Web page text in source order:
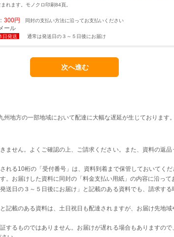
れます。モノクロ印刷84頁。
300円 同封の支払い方法に沿ってお支払いください
ール
日発送 通常は発送日の３～５日後にお届け
地方の一部地域において配達に大幅な遅延が生じております
ません。よくご確認の上、ご請求ください。また、資料の返
れる10桁の「受付番号」は、資料到着まで保管しておいてくだ
。お届けした資料に同封の「料金支払い用紙」の内容に沿って
送日の３～５日後にお届け」と記載のある資料でも、請求す
記載のある資料は、土日祝日も配達されますが、お届け先地
するものではありません。お届けが遅れる場合もありますの